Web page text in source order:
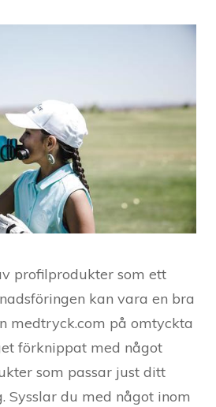
profilprodukter som ett
kan vara en bra
medtryck.com på omtyckta
förknippat med något
som passar just ditt
Sysslar du med något inom